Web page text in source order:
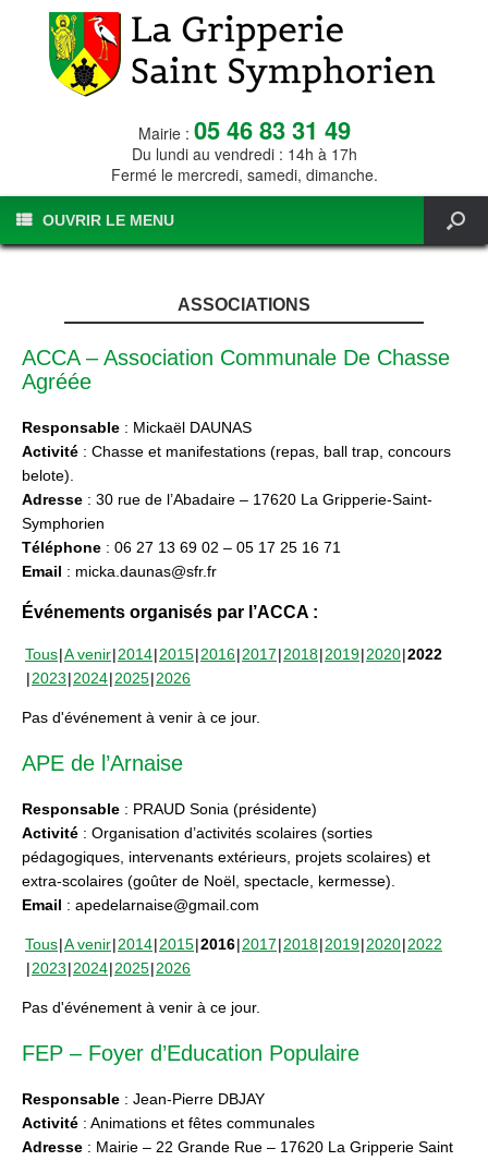
Mairie : 05 46 83 31 49
Du lundi au vendredi : 14h à 17h
Fermé le mercredi, samedi, dimanche.
OUVRIR LE MENU
ASSOCIATIONS
ACCA – Association Communale De Chasse
Agréée
Responsable : Mickaël DAUNAS
Activité : Chasse et manifestations (repas, ball trap, concours
belote).
Adresse : 30 rue de l’Abadaire – 17620 La Gripperie-Saint-
Symphorien
Téléphone : 06 27 13 69 02 – 05 17 25 16 71
Email : micka.daunas@sfr.fr
Événements organisés par l’ACCA :
Tous A venir 2014 2015 2016 2017 2018 2019 2020 2022
2023 2024 2025 2026
Pas d'événement à venir à ce jour.
APE de l’Arnaise
Responsable : PRAUD Sonia (présidente)
Activité : Organisation d’activités scolaires (sorties
pédagogiques, intervenants extérieurs, projets scolaires) et
extra-scolaires (goûter de Noël, spectacle, kermesse).
Email : apedelarnaise@gmail.com
Tous A venir 2014 2015 2016 2017 2018 2019 2020 2022
2023 2024 2025 2026
Pas d'événement à venir à ce jour.
FEP – Foyer d’Education Populaire
Responsable : Jean-Pierre DBJAY
Activité : Animations et fêtes communales
Adresse : Mairie – 22 Grande Rue – 17620 La Gripperie Saint